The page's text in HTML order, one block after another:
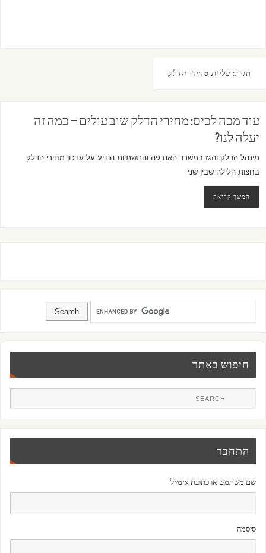
תגית: עליית מחירי הדלק
עוד מכה לכיס: מחירי הדלק שוב עולים – כמה זה
יעלה לנו?
מינהל הדלק והגז במשרד האנרגיה והתשתיות הודיע על עדכון מחירי הדלק
בחצות הלילה שבין שני
המשך קריאה
חיפוש באתר
התחבר
שם משתמש או כתובת אימייל
סיסמה